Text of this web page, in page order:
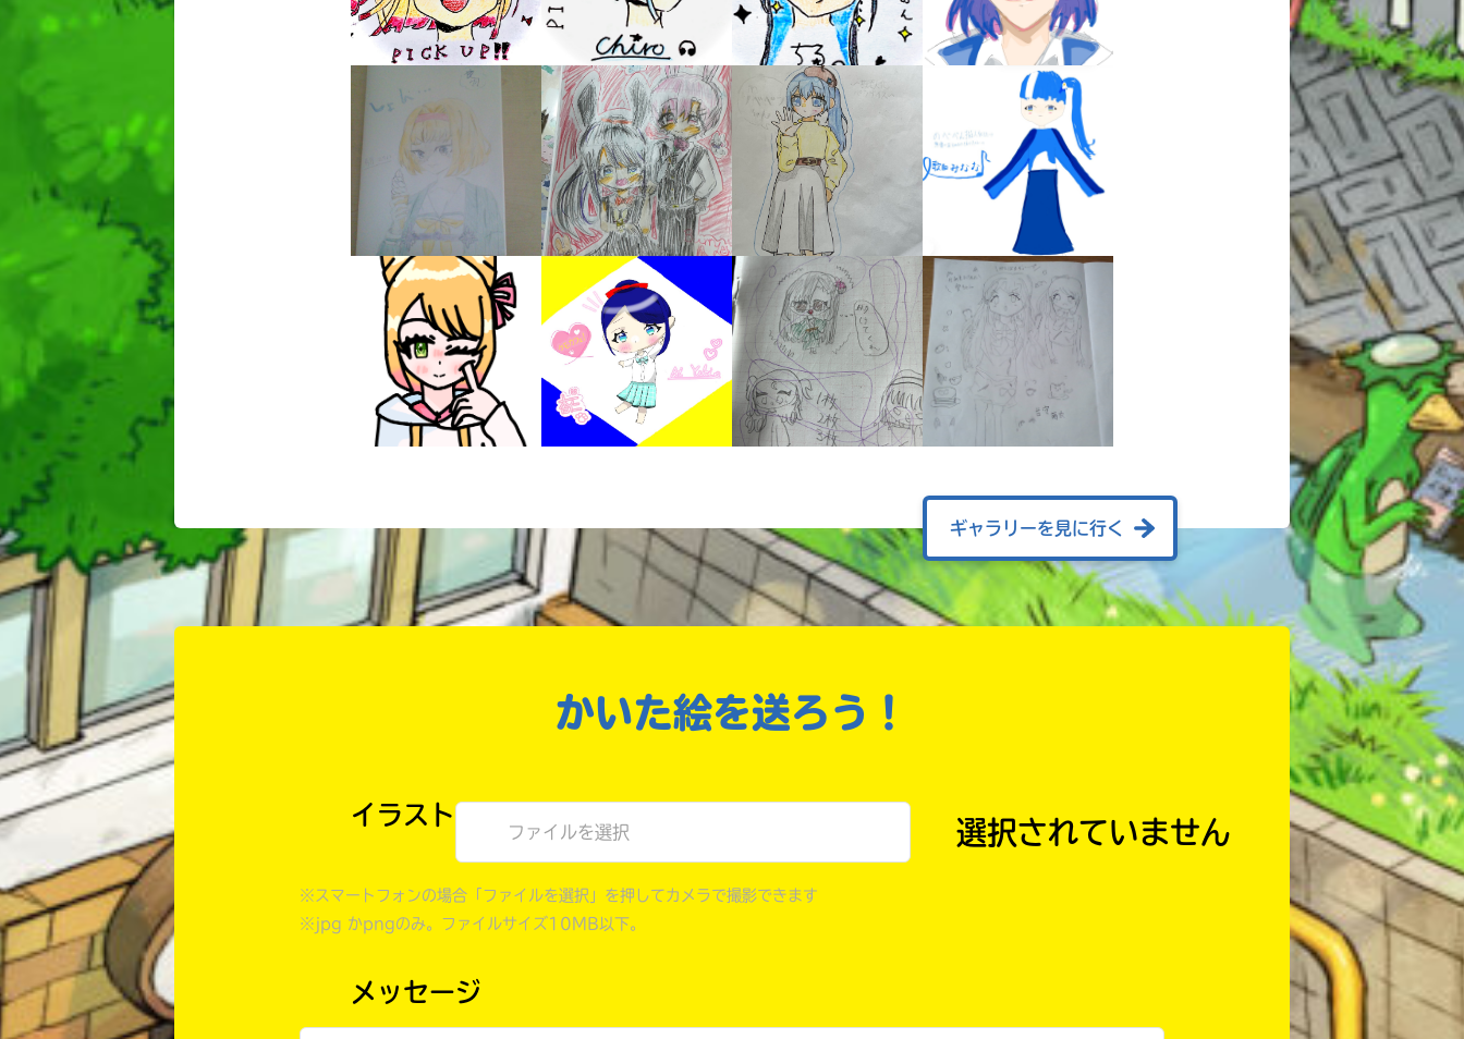
Loading...
オフィシャルアカウント
SNSでシェアする
ギャラリーを見に行く
かいた絵を送ろう！
イラスト
ファイルを選択
※スマートフォンの場合「ファイルを選択」を押してカメラで撮影できます
※jpg かpngのみ。ファイルサイズ10MB以下。
メッセージ
い
い
え
容
に
エ
ー
が
あ
る
の
で、
も
う
一
度
認
し
て
み
戻る